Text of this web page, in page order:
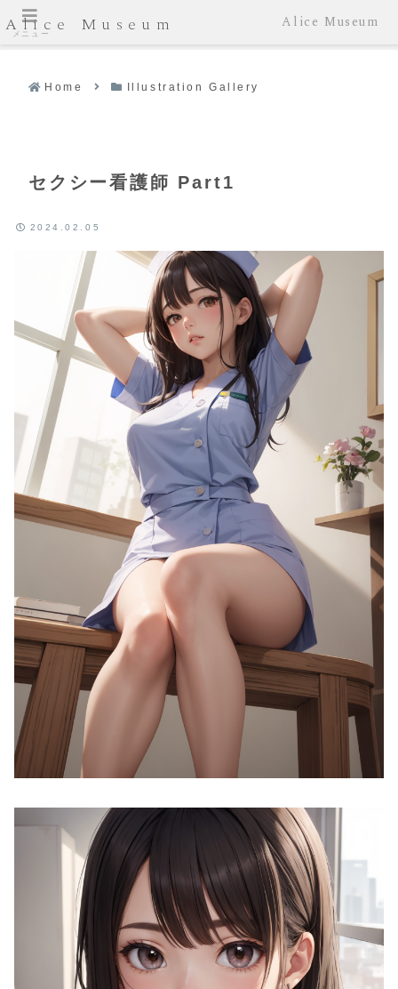
Alice Museum
Home Illustration Gallery
セクシー看護師 Part1
2024.02.05
メニュー
Alice Museum